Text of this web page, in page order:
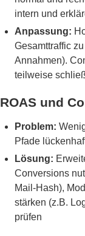
intern und
Anpassung:
Gesamttraffic
Annahmen).
teilweise
ROAS und
Problem:
Pfade
Lösung:
Conversions
Mail-Hash),
stärken (z.B.
prüfen